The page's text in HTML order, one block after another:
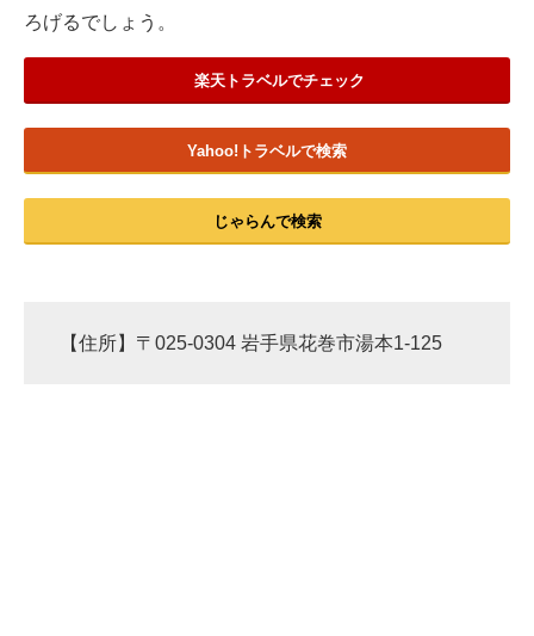
ろげるでしょう。
楽天トラベルでチェック
Yahoo!トラベルで検索
じゃらんで検索
【住所】〒025-0304 岩手県花巻市湯本1-125